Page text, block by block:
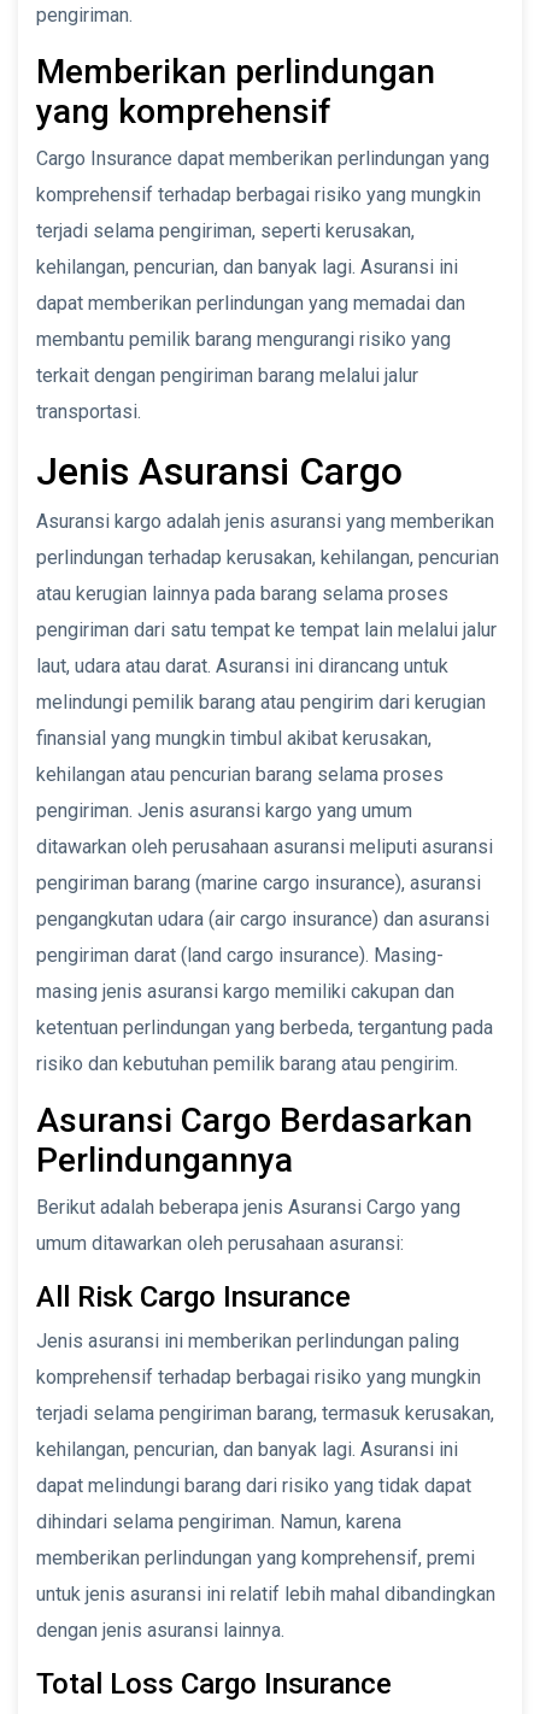
pengiriman.
Memberikan perlindungan
yang komprehensif
Cargo Insurance dapat memberikan perlindungan yang
komprehensif terhadap berbagai risiko yang mungkin
terjadi selama pengiriman, seperti kerusakan,
kehilangan, pencurian, dan banyak lagi. Asuransi ini
dapat memberikan perlindungan yang memadai dan
membantu pemilik barang mengurangi risiko yang
terkait dengan pengiriman barang melalui jalur
transportasi.
Jenis Asuransi Cargo
Asuransi kargo adalah jenis asuransi yang memberikan
perlindungan terhadap kerusakan, kehilangan, pencurian
atau kerugian lainnya pada barang selama proses
pengiriman dari satu tempat ke tempat lain melalui jalur
laut, udara atau darat. Asuransi ini dirancang untuk
melindungi pemilik barang atau pengirim dari kerugian
finansial yang mungkin timbul akibat kerusakan,
kehilangan atau pencurian barang selama proses
pengiriman. Jenis asuransi kargo yang umum
ditawarkan oleh perusahaan asuransi meliputi asuransi
pengiriman barang (marine cargo insurance), asuransi
pengangkutan udara (air cargo insurance) dan asuransi
pengiriman darat (land cargo insurance). Masing-
masing jenis asuransi kargo memiliki cakupan dan
ketentuan perlindungan yang berbeda, tergantung pada
risiko dan kebutuhan pemilik barang atau pengirim.
Asuransi Cargo Berdasarkan
Perlindungannya
Berikut adalah beberapa jenis Asuransi Cargo yang
umum ditawarkan oleh perusahaan asuransi:
All Risk Cargo Insurance
Jenis asuransi ini memberikan perlindungan paling
komprehensif terhadap berbagai risiko yang mungkin
terjadi selama pengiriman barang, termasuk kerusakan,
kehilangan, pencurian, dan banyak lagi. Asuransi ini
dapat melindungi barang dari risiko yang tidak dapat
dihindari selama pengiriman. Namun, karena
memberikan perlindungan yang komprehensif, premi
untuk jenis asuransi ini relatif lebih mahal dibandingkan
dengan jenis asuransi lainnya.
Total Loss Cargo Insurance